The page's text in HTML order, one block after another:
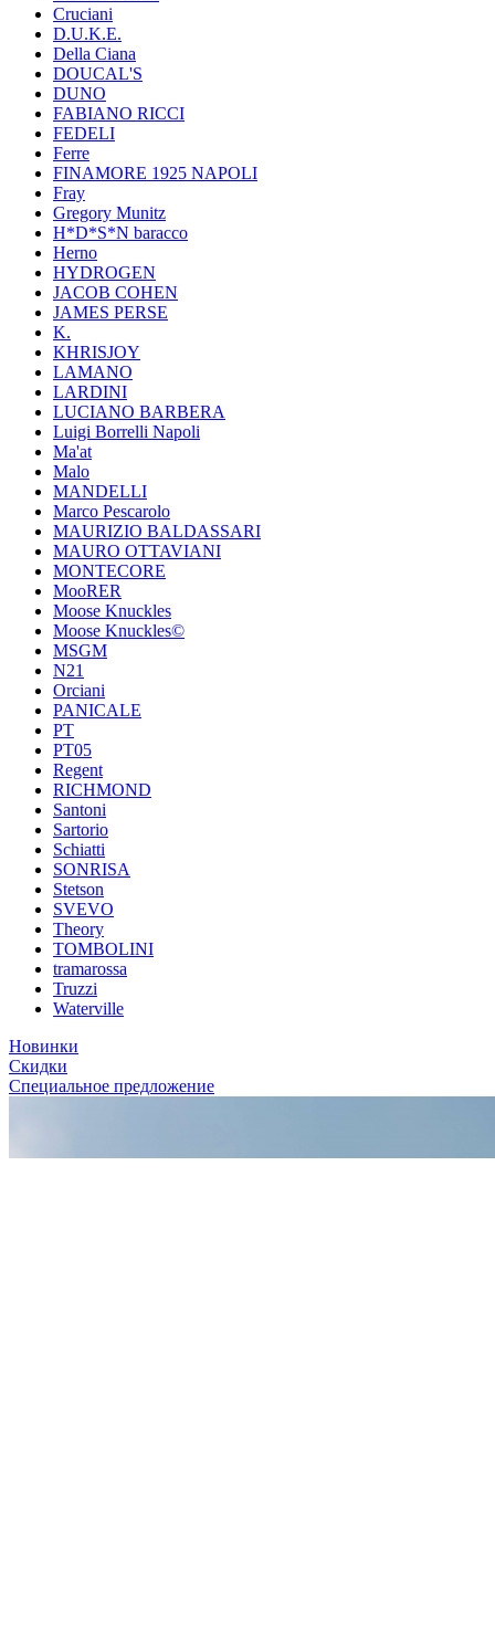
Cruciani
D.U.K.E.
Della Ciana
DOUCAL'S
DUNO
FABIANO RICCI
FEDELI
Ferre
FINAMORE 1925 NAPOLI
Fray
Gregory Munitz
H*D*S*N baracco
Herno
HYDROGEN
JACOB COHEN
JAMES PERSE
K.
KHRISJOY
LAMANO
LARDINI
LUCIANO BARBERA
Luigi Borrelli Napoli
Ma'at
Malo
MANDELLI
Marco Pescarolo
MAURIZIO BALDASSARI
MAURO OTTAVIANI
MONTECORE
MooRER
Moose Knuckles
Moose Knuckles©️
MSGM
N21
Orciani
PANICALE
PT
PT05
Regent
RICHMOND
Santoni
Sartorio
Schiatti
SONRISA
Stetson
SVEVO
Theory
TOMBOLINI
tramarossa
Truzzi
Waterville
Новинки
Скидки
Специальное предложение